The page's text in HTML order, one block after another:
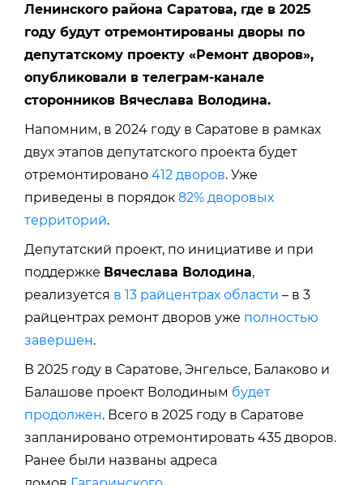
Ленинского района Саратова, где в 2025
году будут отремонтированы дворы по
депутатскому проекту «Ремонт дворов»,
опубликовали в телеграм-канале
сторонников Вячеслава Володина.
Напомним, в 2024 году в Саратове в рамках
двух этапов депутатского проекта будет
отремонтировано 412 дворов. Уже
приведены в порядок 82% дворовых
территорий.
Депутатский проект, по инициативе и при
поддержке Вячеслава Володина,
реализуется в 13 райцентрах области – в 3
райцентрах ремонт дворов уже полностью
завершен.
В 2025 году в Саратове, Энгельсе, Балаково и
Балашове проект Володиным будет
продолжен. Всего в 2025 году в Саратове
запланировано отремонтировать 435 дворов.
Ранее были названы адреса